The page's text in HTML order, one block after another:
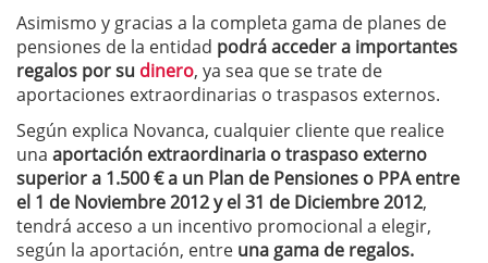
Asimismo y gracias a la completa gama de planes de
pensiones de la entidad podrá acceder a importantes
regalos por su dinero, ya sea que se trate de
aportaciones extraordinarias o traspasos externos.
Según explica Novanca, cualquier cliente que realice
una aportación extraordinaria o traspaso externo
superior a 1.500 € a un Plan de Pensiones o PPA entre
el 1 de Noviembre 2012 y el 31 de Diciembre 2012,
tendrá acceso a un incentivo promocional a elegir,
según la aportación, entre una gama de regalos.